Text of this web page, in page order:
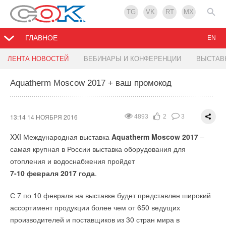
TG VK RT MX
ГЛАВНОЕ
ЛЕНТА НОВОСТЕЙ ВЕБИНАРЫ И КОНФЕРЕНЦИИ
EN
Aquatherm Moscow 2017 + ваш промокод
4893 2 3
13:14 14 НОЯБРЯ 2016
XXI Международная выставка Aquatherm Moscow 2017 –
самая крупная в России выставка оборудования для
отопления и водоснабжения пройдет
7-10 февраля 2017 года.
С 7 по 10 февраля на выставке будет представлен широкий
ассортимент продукции более чем от 650 ведущих
производителей и поставщиков из 30 стран мира в
Компания «Аристон Термо Русь» объявила о
4896 2 1
11:58 14 НОЯБРЯ 2016
Система управления взаимоотношениями с клиентами
предназначена для повышения эффективности процессов
продаж и маркетинга, а впоследствии - и для более
эффективной работы с клиентами. Это стратегическое
решение призвано унифицировать бизнес-процессы
Специалисты Ariston выделяют 4 кластера процессов
применительно к CRM. Первые два из них направлены на
Конвекторы STIEBEL ELTRON покоряют КРУМ
3350 23 0
11:37 14 НОЯБРЯ 2016
Электротехнический завод Вектор (г. Воткинск) выбрал
комплектации модульных трансформаторных подстанций.
Надежность конвекторов CNS 200 S подтверждается
высокими требованиями к каждой детали конвектора,
Сочетание этих технических преимуществ подтверждается
гарантией 10 лет и обеспечивает бесперебойную работу